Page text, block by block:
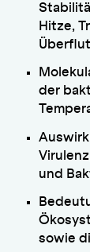
Hitze,
der
und
sowie